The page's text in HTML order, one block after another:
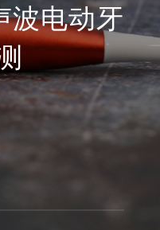
波电动牙